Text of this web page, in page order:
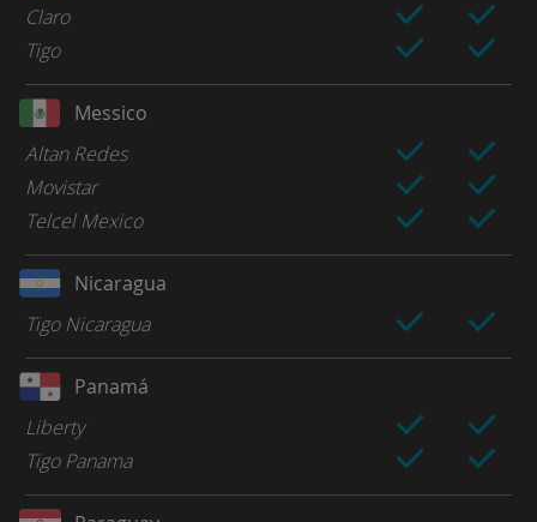
Claro
Tigo
Messico
Altan Redes
Movistar
Telcel Mexico
Nicaragua
Tigo Nicaragua
Panamá
Liberty
Tigo Panama